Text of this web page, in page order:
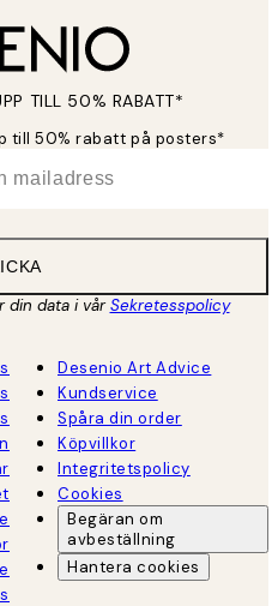
TILL 50% RABATT*
till 50% rabatt på posters*
din data i vårSekretesspolicy
Desenio Art Advice
Kundservice
Spåra din order
Köpvillkor
Integritetspolicy
Cookies
Begäran om
avbeställning
Hantera cookies